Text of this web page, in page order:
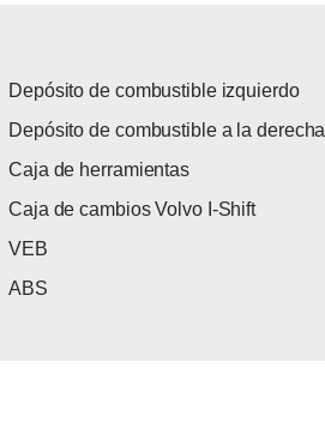
Depósito de combustible izquierdo
Depósito de combustible a la derecha
Caja de herramientas
Caja de cambios Volvo I-Shift
VEB
ABS